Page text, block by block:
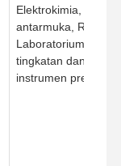
Elektrokimia,
antarmuka, R&D
Laboratorium
tingkatan dan air
instrumen presisi